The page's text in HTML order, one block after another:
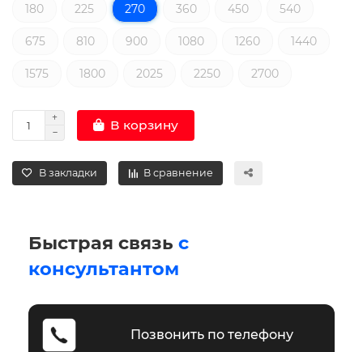
180
225 270 360 450 540
675 810 900 1080 1260 1440
1575 1800 2025 2250 2700
В корзину
В закладки В сравнение
Быстрая связь с
консультантом
Позвонить по телефону